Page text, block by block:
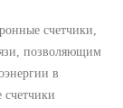
счетчики,
позволяющим
в
счетчики